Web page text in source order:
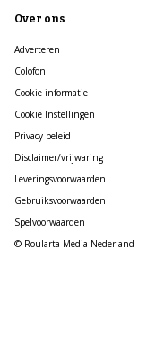
Over ons
Adverteren
Colofon
Cookie informatie
Cookie Instellingen
Privacy beleid
Disclaimer/vrijwaring
Leveringsvoorwaarden
Gebruiksvoorwaarden
Spelvoorwaarden
© Roularta Media Nederland